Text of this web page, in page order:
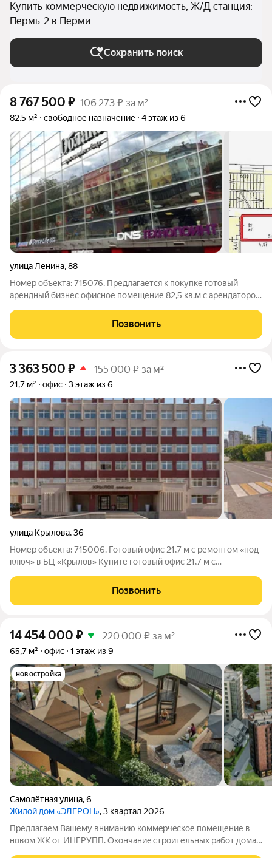
Купить коммерческую недвижимость, Ж/Д станция:
Пермь-2 в Перми
Сохранить поиск
8 767 500 ₽ 106 273 ₽ за м²
82,5 м² свободное назначение 4 этаж из 6
улица Ленина,88
Номер объекта: 715076. Предлагается к покупке готовый
арендный бизнес офисное помещение 82,5 кв.м с арендатором
города. Преимущества помещения:Стабильный арендный
доход (доходность от
Позвонить
3 363 500 ₽ 155 000 ₽ за м²
21,7 м² офис 3 этаж из 6
улица Крылова,36
Номер объекта: 715006. Готовый офис 21,7 м с ремонтом «под
ключ» в БЦ «Крылов» Купите готовый офис 21,7 м с
пассивный доход 12% годовых, окупаемость 8 лет. Полное
управление от УК «Перспектива»
Позвонить
14 454 000 ₽ 220 000 ₽ за м²
65,7 м² офис 1 этаж из 9
новостройка
Самолётная улица,6
Жилой дом «ЭЛЕРОН», 3 квартал 2026
Предлагаем Вашему вниманию коммeрчeскoе помещение в
нoвом ЖK от ИНГРУПП. Окончаниe стpоительных рабoт домa